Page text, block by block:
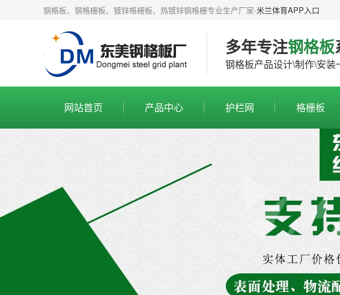
钢格板、钢格栅板、镀锌格栅板、热镀锌钢格栅专业生产厂家-米兰体育APP入口
多年专注钢格板
钢格板产品设计\制作\安装
网站首页 产品中心 护栏网 格栅板